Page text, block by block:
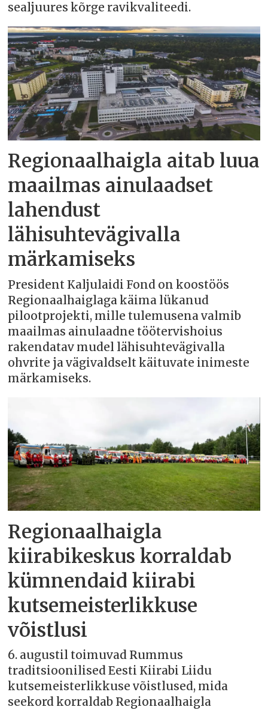
sealjuures kõrge ravikvaliteedi.
Regionaalhaigla aitab luua
maailmas ainulaadset
lahendust
lähisuhtevägivalla
märkamiseks
President Kaljulaidi Fond on koostöös
Regionaalhaiglaga käima lükanud
pilootprojekti, mille tulemusena valmib
maailmas ainulaadne töötervishoius
rakendatav mudel lähisuhtevägivalla
ohvrite ja vägivaldselt käituvate inimeste
märkamiseks.
Regionaalhaigla
kiirabikeskus korraldab
kümnendaid kiirabi
kutsemeisterlikkuse
võistlusi
6. augustil toimuvad Rummus
traditsioonilised Eesti Kiirabi Liidu
kutsemeisterlikkuse võistlused, mida
seekord korraldab Regionaalhaigla